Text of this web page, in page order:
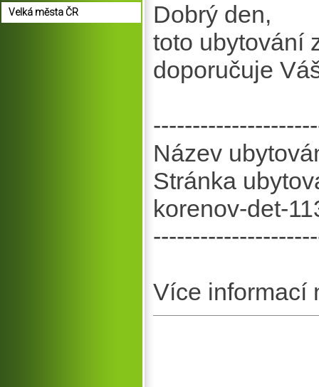
Dobrý den,
toto ubytování
doporučuje
Název
Stránka
korenov-det-
Více informací
Velká města ČR